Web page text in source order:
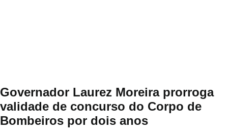
Governador Laurez Moreira prorroga
validade de concurso do Corpo de
Bombeiros por dois anos